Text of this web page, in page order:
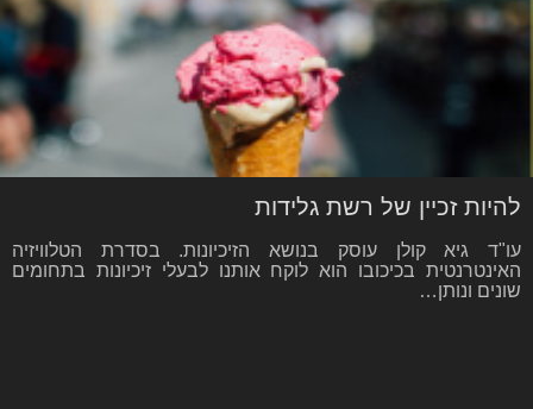
להיות זכיין של רשת גלידות
עו"ד גיא קולן עוסק בנושא הזיכיונות. בסדרת הטלוויזיה
האינטרנטית בכיכובו הוא לוקח אותנו לבעלי זיכיונות בתחומים
שונים ונותן…